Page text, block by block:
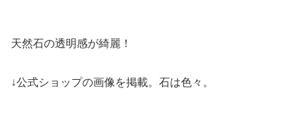
天然石の透明感が綺麗！
↓公式ショップの画像を掲載。石は色々。